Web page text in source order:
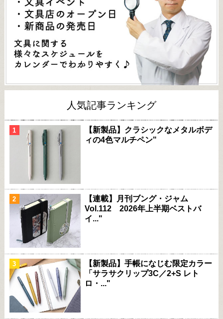
人気記事ランキング
【新製品】クラシックなメタルボデ
ィの4色マルチペン"
【連載】月刊ブング・ジャム
Vol.112 2026年上半期ベストバ
イ..."
【新製品】手帳になじむ限定カラー
「サラサクリップ3C／2+S レト
ロ・..."